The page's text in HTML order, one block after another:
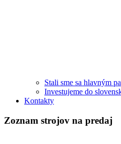
Stali sme sa hlavným
Investujeme do
Kontakty
Zoznam strojov na predaj